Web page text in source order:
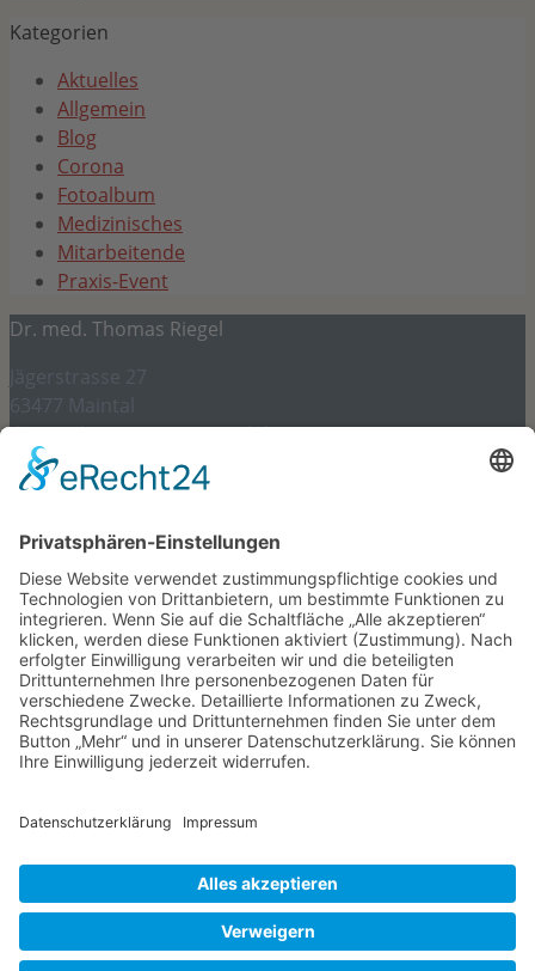
Kategorien
Aktuelles
Allgemein
Blog
Corona
Fotoalbum
Medizinisches
Mitarbeitende
Praxis-Event
Dr. med. Thomas Riegel
dr.riegel@internist-maintal.de
06181 – 945 97 97
Impressum
Datenschutz
Datenverarbeitung durch soziale Netzwerke
Kontakt
Cookie-Einstellungen
Aktuelles und Themen
April 2026 -Frau Daniela Greh, unsere „Dani“ – im
Juni 2026 – Frau Astrid Mann kommt ins Team
2026 © Dr. med. Thomas Riegel - Design und Umsetzung: